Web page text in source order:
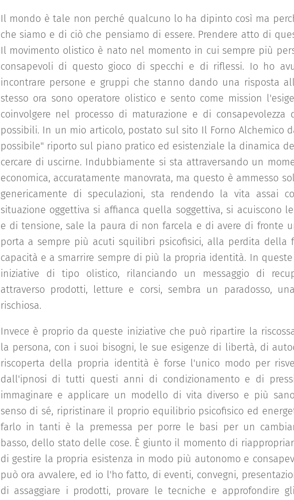
Il mondo è tale non perché qualcuno lo ha dipinto così ma
che siamo e di ciò che pensiamo di essere. Prendere atto di
Il movimento olistico è nato nel momento in cui sempre più
consapevoli di questo gioco di specchi e di riflessi. Io ho
incontrare persone e gruppi che stanno dando una risposta
stesso ora sono operatore olistico e sento come mission
coinvolgere nel processo di maturazione e di consapevolezza
possibili. In un mio articolo, postato sul sito Il Forno Alchemico
possibile" riporto sul piano pratico ed esistenziale la dinamica
cercare di uscirne. Indubbiamente si sta attraversando un
economica, accuratamente manovrata, ma questo è ammesso
genericamente di speculazioni, sta rendendo la vita assai
situazione oggettiva si affianca quella soggettiva, si acuiscono
e di tensione, sale la paura di non farcela e di avere di fronte
porta a sempre più acuti squilibri psicofisici, alla perdita della
capacità e a smarrire sempre di più la propria identità. In
iniziative di tipo olistico, rilanciando un messaggio di
attraverso prodotti, letture e corsi, sembra un paradosso,
rischiosa.
Invece è proprio da queste iniziative che può ripartire la
la persona, con i suoi bisogni, le sue esigenze di libertà, di
riscoperta della propria identità è forse l'unico modo per
dall'ipnosi di tutti questi anni di condizionamento e di
immaginare e applicare un modello di vita diverso e più
senso di sé, ripristinare il proprio equilibrio psicofisico ed
farlo in tanti è la premessa per porre le basi per un
basso, dello stato delle cose. È giunto il momento di
di gestire la propria esistenza in modo più autonomo e
può ora avvalere, ed io l'ho fatto, di eventi, convegni,
di assaggiare i prodotti, provare le tecniche e approfondire